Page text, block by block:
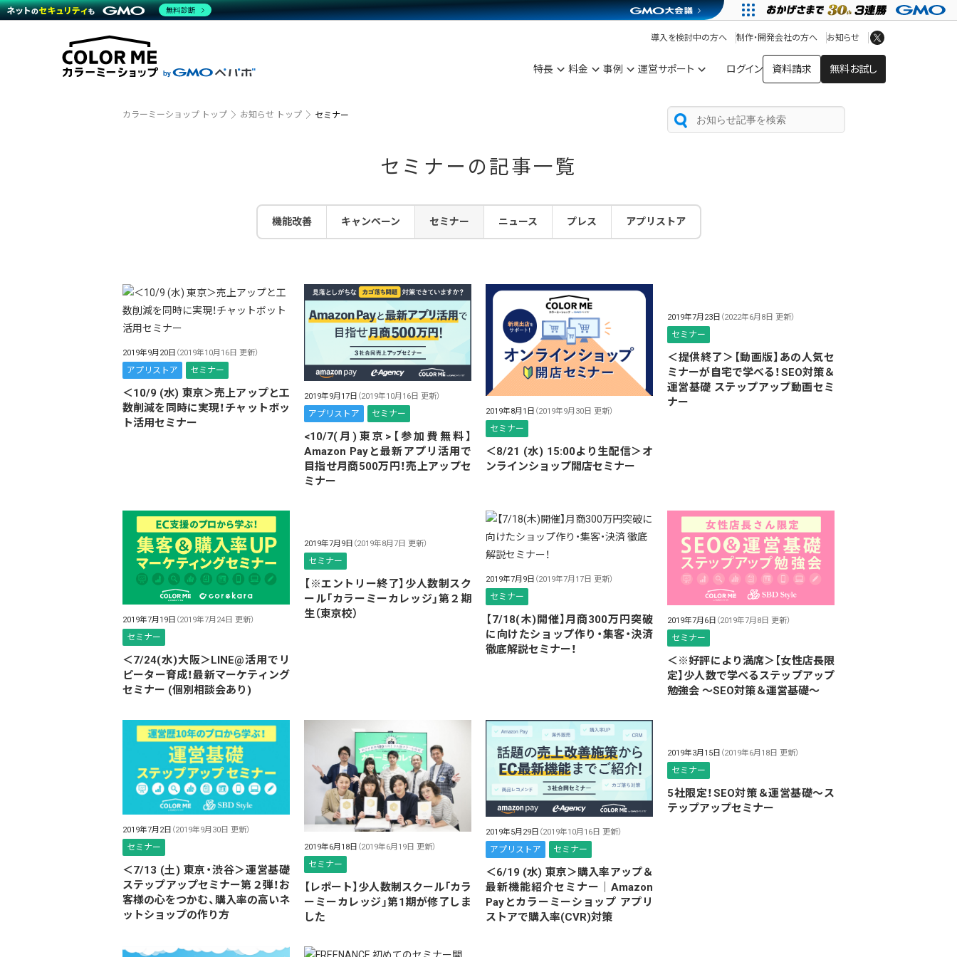
特長 料金 事例 運営サポート ログイン 資料請求 無料お試し
導入を検討中の方へ 制作・開発会社の方へ お知らせ
商材一覧を見る
機能一覧を見る
越境EC（海外販売）
売上につながる集客
顧客ロイヤリティを向上
複数店舗との連携
雑貨販売 アプリストア
料金
プラン・料金一覧を見る
料金シミュレーション
事例
運営サポート
サポート一覧を見る
開発・API連携代行
ヘルプを見る
ヘルプセンター
カラーミーショップ トップ お知らせ トップ セミナー
セミナーの記事一覧
機能改善 キャンペーン セミナー ニュース プレス アプリストア
2019年9月20日 （2019年10月16日 更新）
アプリストア セミナー
＜10/9 (水) 東京＞売上アップと工
数削減を同時に実現！チャットボッ
ト活用セミナー
2019年9月17日 （2019年10月16日 更新）
アプリストア セミナー
<10/7(月)東京>【参加費無料】
Amazon Payと最新アプリ活用で
目指せ月商500万円！売上アップセ
ミナー
2019年8月1日 （2019年9月30日 更新）
セミナー
＜8/21 (水) 15:00より生配信＞オ
ンラインショップ開店セミナー
2019年7月23日 （2022年6月8日 更新）
セミナー
＜提供終了＞【動画版】あの人気セ
ミナーが自宅で学べる！SEO対策＆
運営基礎 ステップアップ動画セミ
ナー
2019年7月19日 （2019年7月24日 更新）
セミナー
＜7/24(水)大阪＞LINE@活用でリ
ピーター育成！最新マーケティング
セミナー (個別相談会あり)
2019年7月9日 （2019年8月7日 更新）
セミナー
【※エントリー終了】少人数制スク
ール「カラーミーカレッジ」第２期
生（東京校）
2019年7月9日 （2019年7月17日 更新）
セミナー
【7/18(木)開催】月商300万円突破
に向けたショップ作り・集客・決済
徹底解説セミナー！
2019年7月6日 （2019年7月8日 更新）
セミナー
＜※好評により満席＞【女性店長限
定】少人数で学べるステップアップ
勉強会 〜SEO対策＆運営基礎〜
2019年7月2日 （2019年9月30日 更新）
セミナー
＜7/13 (土) 東京・渋谷＞運営基礎
ステップアップセミナー第２弾！お
客様の心をつかむ、購入率の高いネ
ットショップの作り方
2019年6月18日 （2019年6月19日 更新）
セミナー
【レポート】少人数制スクール「カラ
ーミーカレッジ」第1期が修了しま
した
2019年5月29日 （2019年10月16日 更新）
アプリストア セミナー
＜6/19 (水) 東京＞購入率アップ＆
最新機能紹介セミナー｜Amazon
Payとカラーミーショップ アプリ
ストアで購入率(CVR)対策
2019年3月15日 （2019年6月18日 更新）
セミナー
5社限定！SEO対策＆運営基礎〜ス
テップアップセミナー
無料診断